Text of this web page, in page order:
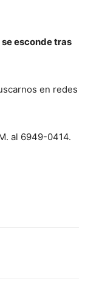
esconde tras
en redes
al 6949-0414.